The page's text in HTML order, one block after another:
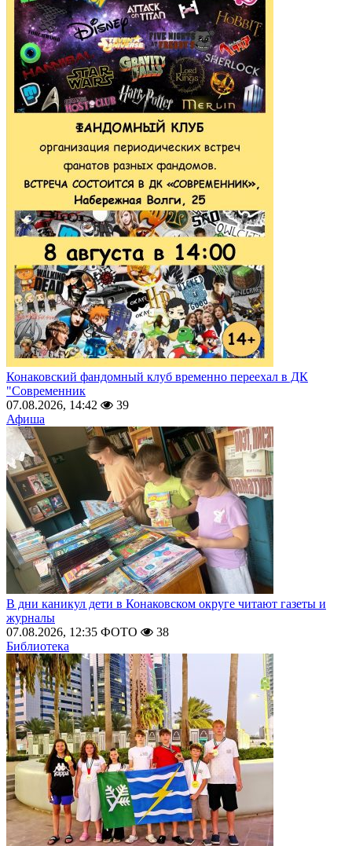
Конаковский фандомный клуб временно переехал в ДК
"Современник
07.08.2026, 14:42
39
Афиша
В дни каникул дети в Конаковском округе читают газеты и
журналы
07.08.2026, 12:35 ФОТО
38
Библиотека